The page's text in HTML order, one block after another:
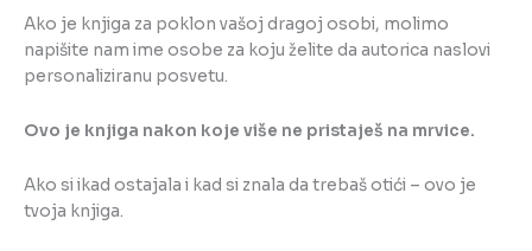
Ako je knjiga za poklon vašoj dragoj osobi, molimo
napišite nam ime osobe za koju želite da autorica naslovi
personaliziranu posvetu.
Ovo je knjiga nakon koje više ne pristaješ na mrvice.
Ako si ikad ostajala i kad si znala da trebaš otići – ovo je
tvoja knjiga.